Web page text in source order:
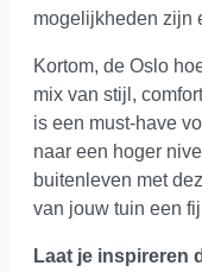
mogelijkheden zijn
Kortom, de Oslo
mix van stijl,
is een must-have
naar een hoger
buitenleven met
van jouw tuin een
Laat je inspireren